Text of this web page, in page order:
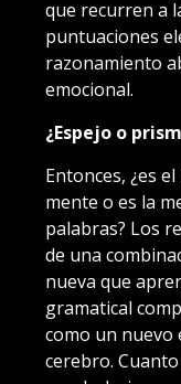
que recurren a
puntuaciones
razonamiento
emocional.
¿Espejo o
Entonces, ¿es
mente o es la
palabras? Los
de una
nueva que
gramatical
como un
cerebro.